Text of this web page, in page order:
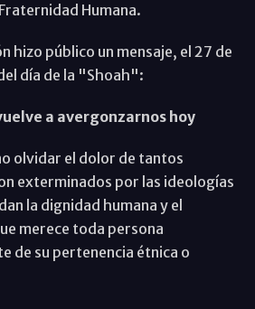
Humana.
hizo público un mensaje, el 27 de
día de la "Shoah":
a avergonzarnos hoy
olvidar el dolor de tantos
exterminados por las ideologías
la dignidad humana y el
merece toda persona
de su pertenencia étnica o